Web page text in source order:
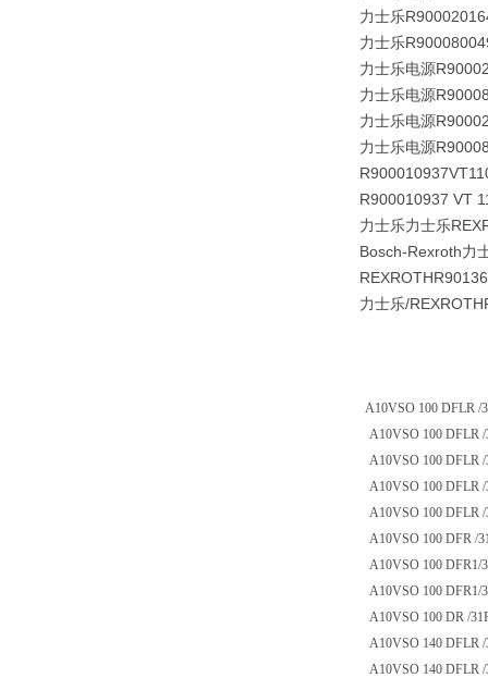
力士乐
力士乐
力士乐电源
力士乐电源
力士乐电源
力士乐电源
R900010937 VT
力士乐力士乐
Bosch-Rexroth力
REXROTH
力士乐/
A10VSO 100 DFLR /
A10VSO 100 DFLR
A10VSO 100 DFLR
A10VSO 100 DFLR /
A10VSO 100 DFLR /
A10VSO 100 DFR /
A10VSO 100 DFR1/
A10VSO 100 DFR1/
A10VSO 100 DR /
A10VSO 140 DFLR
A10VSO 140 DFLR